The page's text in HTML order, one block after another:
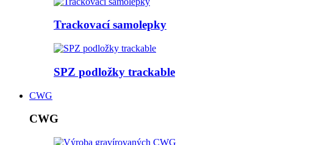
Trackovací samolepky
SPZ podložky trackable
CWG
CWG